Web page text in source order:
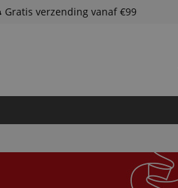
Gratis verzending vanaf €99